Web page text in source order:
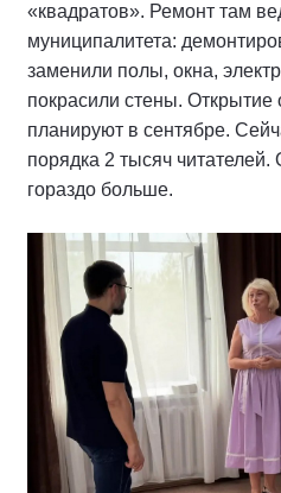
«квадратов». Ремонт там
муниципалитета:
заменили полы, окна,
покрасили стены. Открытие
планируют в сентябре.
порядка 2 тысяч читателей.
гораздо больше.